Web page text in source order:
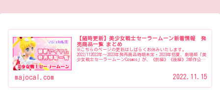
【随時更新】美少女戦士セーラームーン新着情報 発
売商品一覧 まとめ
※こちらのページの更新はしばらくお休みいたします。
2022/112022年〜2023年発売商品時期未定・2023年初夏、劇場版「美
少女戦士セーラームーンCosmos」が、《前編》《後編》2部作公開
majocal.com 2022.11.15